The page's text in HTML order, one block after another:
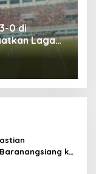
0 di
Laga
ke